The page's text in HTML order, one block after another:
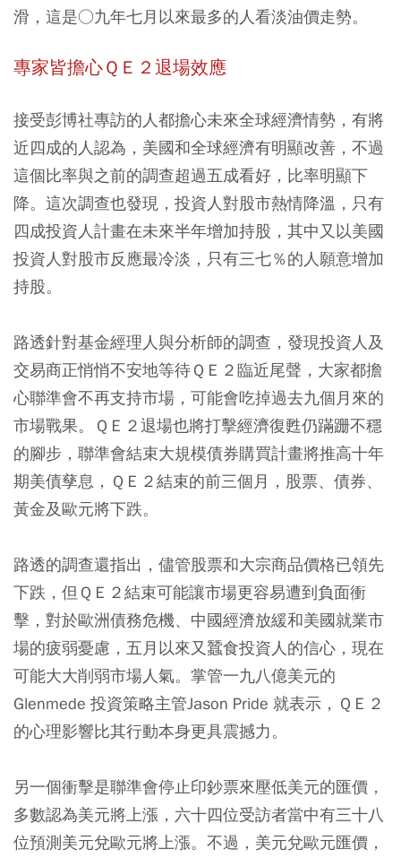
滑，這是○九年七月以來最多的人看淡油價走勢。
專家皆擔心ＱＥ２退場效應
接受彭博社專訪的人都擔心未來全球經濟情勢，有將
近四成的人認為，美國和全球經濟有明顯改善，不過
這個比率與之前的調查超過五成看好，比率明顯下
降。這次調查也發現，投資人對股市熱情降溫，只有
四成投資人計畫在未來半年增加持股，其中又以美國
投資人對股市反應最冷淡，只有三七％的人願意增加
持股。
路透針對基金經理人與分析師的調查，發現投資人及
交易商正悄悄不安地等待ＱＥ２臨近尾聲，大家都擔
心聯準會不再支持市場，可能會吃掉過去九個月來的
市場戰果。ＱＥ２退場也將打擊經濟復甦仍蹣跚不穩
的腳步，聯準會結束大規模債券購買計畫將推高十年
期美債孳息，ＱＥ２結束的前三個月，股票、債券、
黃金及歐元將下跌。
路透的調查還指出，儘管股票和大宗商品價格已領先
下跌，但ＱＥ２結束可能讓市場更容易遭到負面衝
擊，對於歐洲債務危機、中國經濟放緩和美國就業市
場的疲弱憂慮，五月以來又蠶食投資人的信心，現在
可能大大削弱市場人氣。掌管一九八億美元的
Glenmede 投資策略主管Jason Pride 就表示，ＱＥ２
的心理影響比其行動本身更具震撼力。
另一個衝擊是聯準會停止印鈔票來壓低美元的匯價，
多數認為美元將上漲，六十四位受訪者當中有三十八
位預測美元兌歐元將上漲。不過，美元兌歐元匯價，